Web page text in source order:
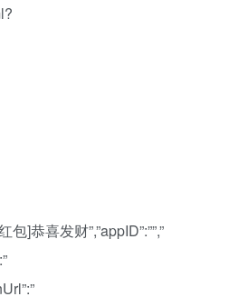
包]恭喜发财”,”appID”:””,”